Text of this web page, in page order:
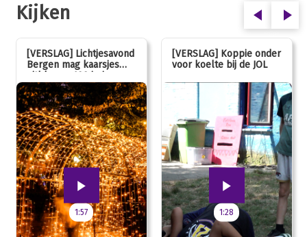
Kijken
[VERSLAG] Lichtjesavond
Bergen mag kaarsjes
uitblazen: 100 jarig
jubileum!
1:57
[VERSLAG] Koppie onder
voor koelte bij de JOL
1:28